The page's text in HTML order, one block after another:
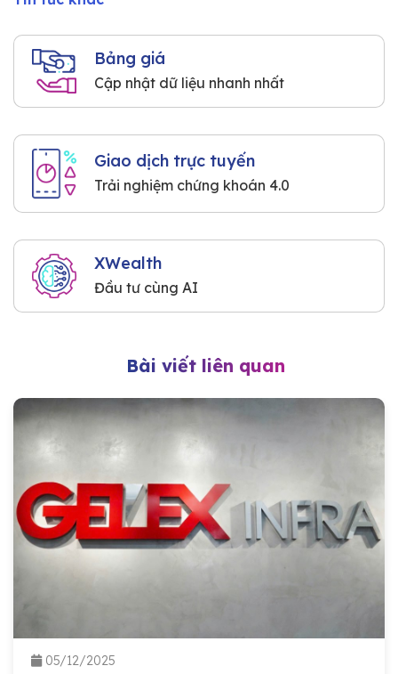
Bảng giá
Cập nhật dữ liệu nhanh nhất
Giao dịch trực tuyến
Trải nghiệm chứng khoán 4.0
XWealth
Đầu tư cùng AI
Bài viết liên quan
05/12/2025